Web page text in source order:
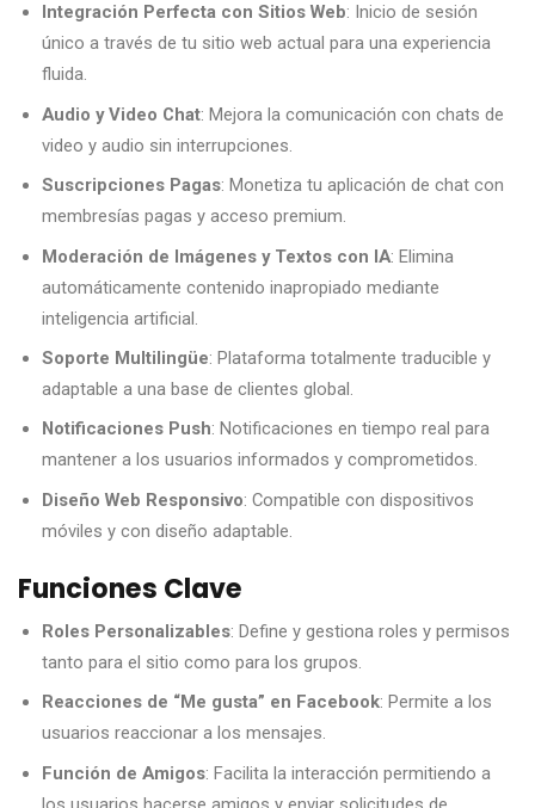
Integración Perfecta con Sitios Web: Inicio de sesión
único a través de tu sitio web actual para una experiencia
fluida.
Audio y Video Chat: Mejora la comunicación con chats de
video y audio sin interrupciones.
Suscripciones Pagas: Monetiza tu aplicación de chat con
membresías pagas y acceso premium.
Moderación de Imágenes y Textos con IA: Elimina
automáticamente contenido inapropiado mediante
inteligencia artificial.
Soporte Multilingüe: Plataforma totalmente traducible y
adaptable a una base de clientes global.
Notificaciones Push: Notificaciones en tiempo real para
mantener a los usuarios informados y comprometidos.
Diseño Web Responsivo: Compatible con dispositivos
móviles y con diseño adaptable.
Funciones Clave
Roles Personalizables: Define y gestiona roles y permisos
tanto para el sitio como para los grupos.
Reacciones de “Me gusta” en Facebook: Permite a los
usuarios reaccionar a los mensajes.
Función de Amigos: Facilita la interacción permitiendo a